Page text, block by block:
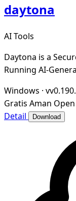
daytona
AI Tools
Daytona is a
Running AI-
Windows ·
Gratis Aman
Detail
Download